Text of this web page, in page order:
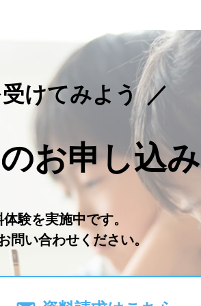
けてみよう
のお申し込み
験を実施中です。
問い合わせください。